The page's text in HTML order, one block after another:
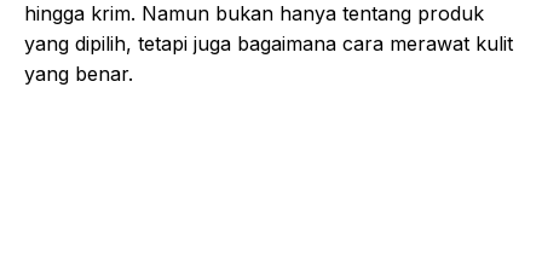
hingga krim. Namun bukan hanya tentang produk
yang dipilih, tetapi juga bagaimana cara merawat kulit
yang benar.